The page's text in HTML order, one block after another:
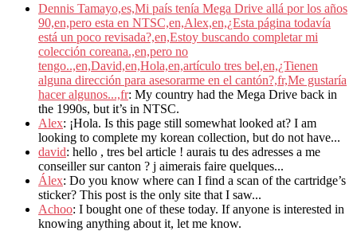
Dennis Tamayo,es,Mi país tenía Mega Drive allá por los años
90,en,pero esta en NTSC,en,Alex,en,¿Esta página todavía
está un poco revisada?,en,Estoy buscando completar mi
colección coreana.,en,pero no
tengo..,en,David,en,Hola,en,artículo tres bel,en,¿Tienen
alguna dirección para asesorarme en el cantón?,fr,Me gustaría
hacer algunos...,fr: My country had the Mega Drive back in
the 1990s, but it’s in NTSC.
Alex: ¡Hola. Is this page still somewhat looked at? I am
looking to complete my korean collection, but do not have...
david: hello , tres bel article ! aurais tu des adresses a me
conseiller sur canton ? j aimerais faire quelques...
Álex: Do you know where can I find a scan of the cartridge’s
sticker? This post is the only site that I saw...
Achoo: I bought one of these today. If anyone is interested in
knowing anything about it, let me know.